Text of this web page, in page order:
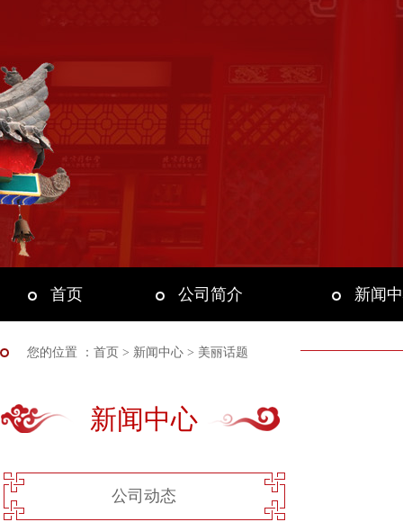
首页 公司简介 新闻
您的位置 ： 首页 > 新闻中心 > 美丽话题
新闻中心
公司动态